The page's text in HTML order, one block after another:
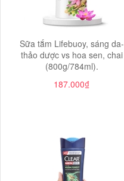
Sữa tắm Lifebuoy, sáng da-
thảo dược vs hoa sen, chai
(800g/784ml).
187.000₫